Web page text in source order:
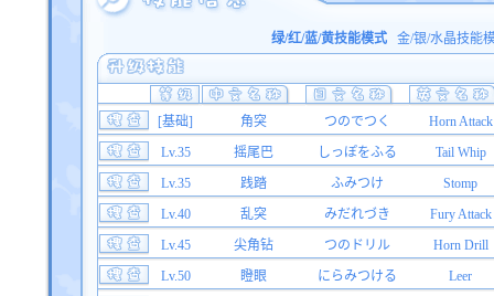
绿/红/蓝/黄技能模式 金/银/水晶技能
[基础] 角突 つのでつく
Horn Attack
Lv.35
摇尾巴 しっぽをふる
Tail Whip
Lv.35
践踏 ふみつけ
Stomp
Lv.40
乱突 みだれづき
Fury Attack
Lv.45
尖角钻 つのドリル
Horn Drill
Lv.50
瞪眼 にらみつける
Leer